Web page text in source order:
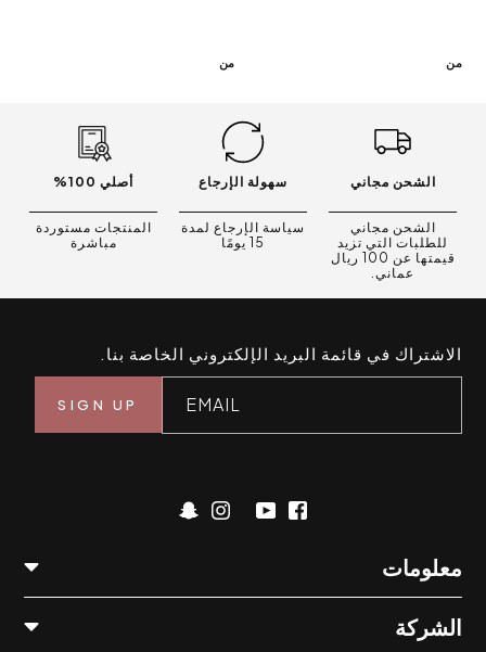
من من
الشحن مجاني
الشحن مجاني
للطلبات التي تزيد
قيمتها عن 100 ريال
عماني.
سهولة الإرجاع
سياسة الإرجاع لمدة
15 يومًا
أصلي 100%
المنتجات مستوردة
مباشرة
الاشتراك في قائمة البريد الإلكتروني الخاصة بنا.
EMAIL
معلومات
الشركة